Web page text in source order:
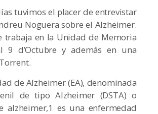
tuvimos el placer de entrevistar
Noguera sobre el Alzheimer.
trabaja en la Unidad de Memoria
9 d’Octubre y además en una
de Alzheimer (EA), denominada
de tipo Alzheimer (DSTA) o
alzheimer,1​ es una enfermedad